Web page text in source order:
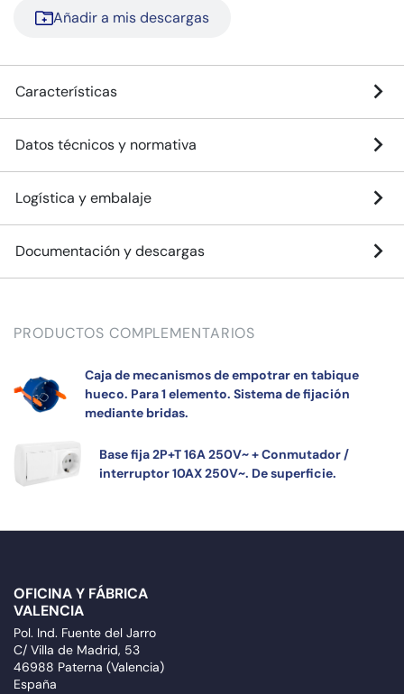
Añadir a mis descargas
Características
Datos técnicos y normativa
Logística y embalaje
Documentación y descargas
PRODUCTOS COMPLEMENTARIOS
Caja de mecanismos de empotrar en tabique
hueco. Para 1 elemento. Sistema de fijación
mediante bridas.
Base fija 2P+T 16A 250V~ + Conmutador /
interruptor 10AX 250V~. De superficie.
OFICINA Y FÁBRICA
VALENCIA
Pol. Ind. Fuente del Jarro
C/ Villa de Madrid, 53
46988 Paterna (Valencia)
España